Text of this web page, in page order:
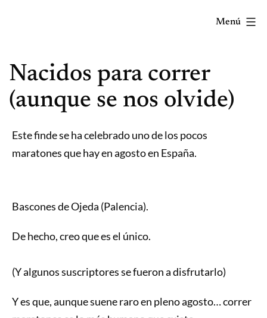
mola...
Y
lo
Menú
Nacidos para correr
(aunque se nos olvide)
Este finde se ha celebrado uno de los pocos
maratones que hay en agosto en España.
Bascones de Ojeda (Palencia).
De hecho, creo que es el único.
(Y algunos suscriptores se fueron a disfrutarlo)
Y es que, aunque suene raro en pleno agosto… correr